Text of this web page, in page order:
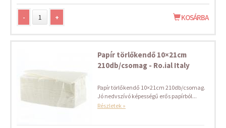
- + KOSÁRBA
Papír törlőkendő 10×21cm
210db/csomag - Ro.ial Italy
Papír törlőkendő 10×21cm 210db/csomag.
Jó nedvszívó képességű erős papírból...
Részletek »